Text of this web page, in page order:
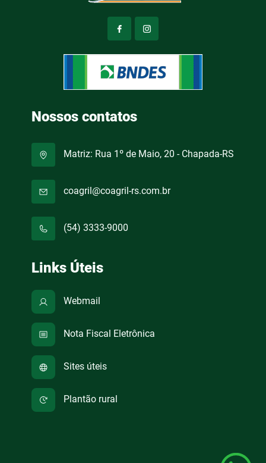
Nossos contatos
Matriz: Rua 1º de Maio, 20 - Chapada-RS
coagril@coagril-rs.com.br
(54) 3333-9000
Links Úteis
Webmail
Nota Fiscal Eletrônica
Sites úteis
Plantão rural